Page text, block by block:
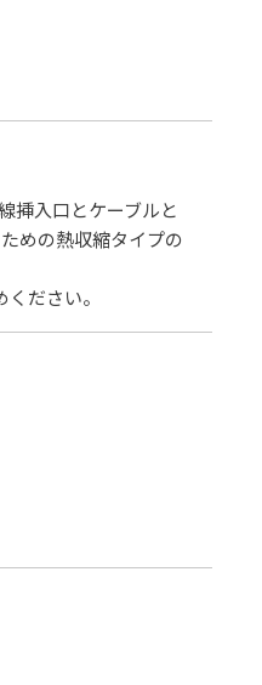
挿入口とケーブルと
めの熱収縮タイプの
ださい。